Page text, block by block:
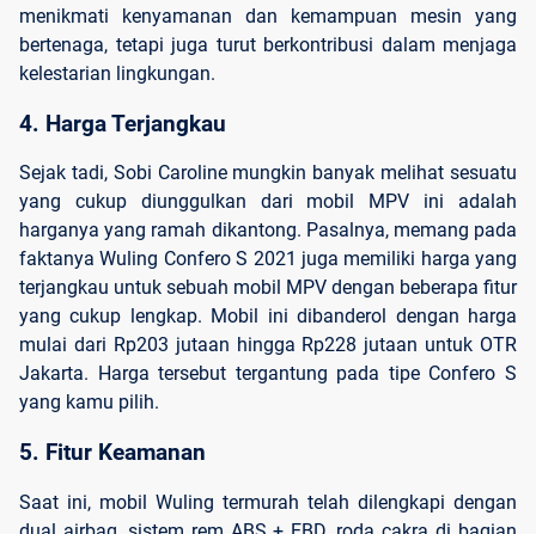
menikmati kenyamanan dan kemampuan mesin yang
bertenaga, tetapi juga turut berkontribusi dalam menjaga
kelestarian lingkungan.
4. Harga Terjangkau
Sejak tadi, Sobi Caroline mungkin banyak melihat sesuatu
yang cukup diunggulkan dari mobil MPV ini adalah
harganya yang ramah dikantong. Pasalnya, memang pada
faktanya Wuling Confero S 2021 juga memiliki harga yang
terjangkau untuk sebuah mobil MPV dengan beberapa fitur
yang cukup lengkap. Mobil ini dibanderol dengan harga
mulai dari Rp203 jutaan hingga Rp228 jutaan untuk OTR
Jakarta. Harga tersebut tergantung pada tipe Confero S
yang kamu pilih.
5. Fitur Keamanan
Saat ini, mobil Wuling termurah telah dilengkapi dengan